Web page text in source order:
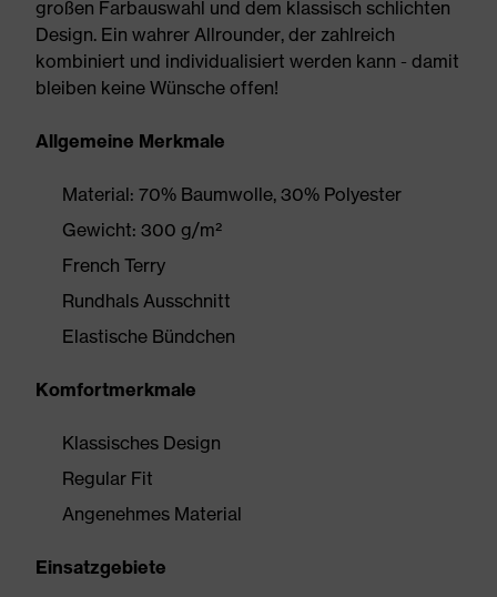
großen Farbauswahl und dem klassisch schlichten
Design. Ein wahrer Allrounder, der zahlreich
kombiniert und individualisiert werden kann - damit
bleiben keine Wünsche offen!
Allgemeine Merkmale
Material: 70% Baumwolle, 30% Polyester
Gewicht: 300 g/m²
French Terry
Rundhals Ausschnitt
Elastische Bündchen
Komfortmerkmale
Klassisches Design
Regular Fit
Angenehmes Material
Einsatzgebiete